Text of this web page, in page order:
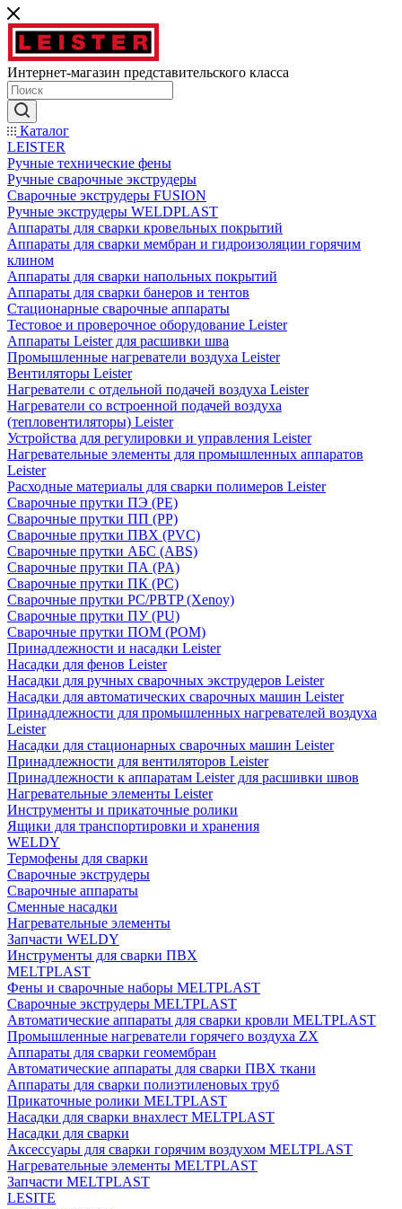
Интернет-магазин представительского класса
Каталог
LEISTER
Ручные технические фены
Ручные сварочные экструдеры
Сварочные экструдеры FUSION
Ручные экструдеры WELDPLAST
Аппараты для сварки кровельных покрытий
Аппараты для сварки мембран и гидроизоляции горячим
клином
Аппараты для сварки напольных покрытий
Аппараты для сварки банеров и тентов
Стационарные сварочные аппараты
Тестовое и проверочное оборудование Leister
Аппараты Leister для расшивки шва
Промышленные нагреватели воздуха Leister
Вентиляторы Leister
Нагреватели с отдельной подачей воздуха Leister
Нагреватели со встроенной подачей воздуха
(тепловентиляторы) Leister
Устройства для регулировки и управления Leister
Нагревательные элементы для промышленных аппаратов
Leister
Расходные материалы для сварки полимеров Leister
Сварочные прутки ПЭ (PE)
Сварочные прутки ПП (PP)
Сварочные прутки ПВХ (PVC)
Сварочные прутки АБС (ABS)
Сварочные прутки ПА (PA)
Сварочные прутки ПК (PC)
Сварочные прутки PC/PBTP (Xenoy)
Сварочные прутки ПУ (PU)
Сварочные прутки ПОМ (POM)
Принадлежности и насадки Leister
Насадки для фенов Leister
Насадки для ручных сварочных экструдеров Leister
Насадки для автоматических сварочных машин Leister
Принадлежности для промышленных нагревателей воздуха
Leister
Насадки для стационарных сварочных машин Leister
Принадлежности для вентиляторов Leister
Принадлежности к аппаратам Leister для расшивки швов
Нагревательные элементы Leister
Инструменты и прикаточные ролики
Ящики для транспортировки и хранения
WELDY
Термофены для сварки
Сварочные экструдеры
Сварочные аппараты
Сменные насадки
Нагревательные элементы
Запчасти WELDY
Инструменты для сварки ПВХ
MELTPLAST
Фены и сварочные наборы MELTPLAST
Сварочные экструдеры MELTPLAST
Автоматические аппараты для сварки кровли MELTPLAST
Промышленные нагреватели горячего воздуха ZX
Аппараты для сварки геомембран
Автоматические аппараты для сварки ПВХ ткани
Аппараты для сварки полиэтиленовых труб
Прикаточные ролики MELTPLAST
Насадки для сварки внахлест MELTPLAST
Насадки для сварки
Аксессуары для сварки горячим воздухом MELTPLAST
Нагревательные элементы MELTPLAST
Запчасти MELTPLAST
LESITE